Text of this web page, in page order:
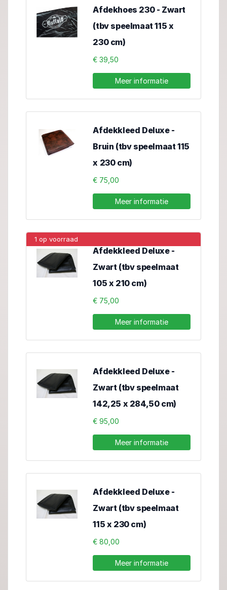
Afdekhoes 230 - Zwart
(tbv speelmaat 115 x
230 cm)
€ 39,50
Meer informatie
Afdekkleed Deluxe -
Bruin (tbv speelmaat 115
x 230 cm)
€ 75,00
Meer informatie
1 op voorraad
Afdekkleed Deluxe -
Zwart (tbv speelmaat
105 x 210 cm)
€ 75,00
Meer informatie
Afdekkleed Deluxe -
Zwart (tbv speelmaat
142,25 x 284,50 cm)
€ 95,00
Meer informatie
Afdekkleed Deluxe -
Zwart (tbv speelmaat
115 x 230 cm)
€ 80,00
Meer informatie